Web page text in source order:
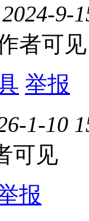
9-
者可见
举报
1-10
可见
报